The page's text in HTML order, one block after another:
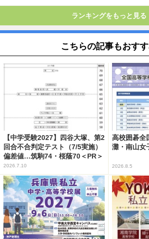
ランキングをもっと見る
こちらの記事もおす
【中学受験2027】四谷大塚、第2
回合不合判定テスト（7/5実施）
偏差値…筑駒74・桜蔭70＜PR＞
2026.7.10
高校囲碁全
灘・南山女
2026.8.5